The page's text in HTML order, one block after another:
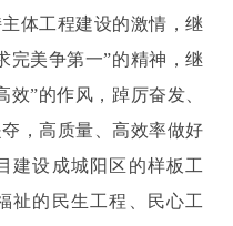
体工程建设的激情，继
完美争第一”的精神，继
”的作风，踔厉奋发、
，高质量、高效率做好
建设成城阳区的样板工
祉的民生工程、民心工